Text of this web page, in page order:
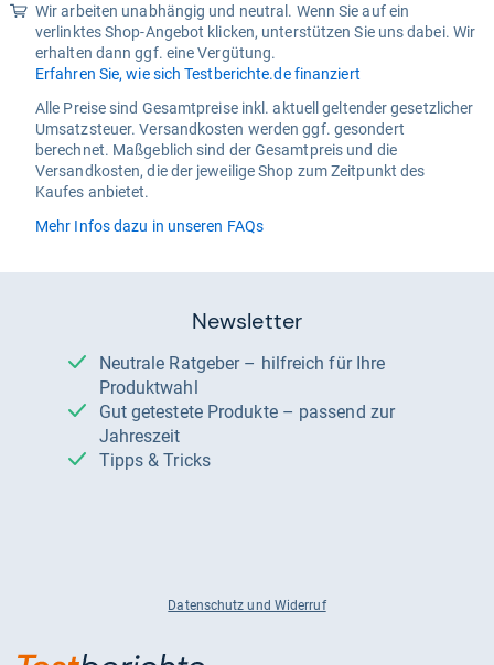
Wir arbeiten unabhängig und neutral. Wenn Sie auf ein
verlinktes Shop-Angebot klicken, unterstützen Sie uns dabei. Wir
erhalten dann ggf. eine Vergütung.
Erfahren Sie, wie sich Testberichte.de finanziert
Alle Preise sind Gesamtpreise inkl. aktuell geltender gesetzlicher
Umsatzsteuer. Versandkosten werden ggf. gesondert
berechnet. Maßgeblich sind der Gesamtpreis und die
Versandkosten, die der jeweilige Shop zum Zeitpunkt des
Kaufes anbietet.
Mehr Infos dazu in unseren FAQs
Newsletter
Neutrale Ratgeber – hilfreich für Ihre
Produktwahl
Gut getestete Produkte – passend zur
Jahreszeit
Tipps & Tricks
Datenschutz und Widerruf